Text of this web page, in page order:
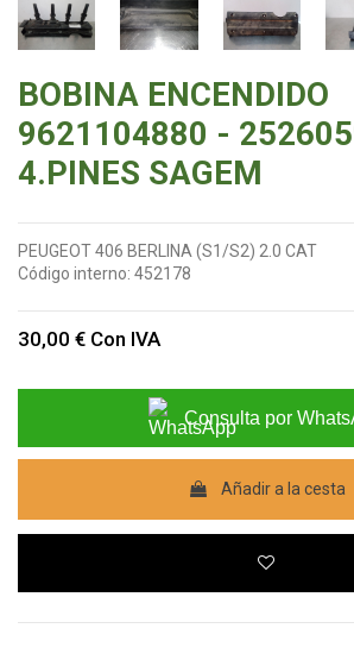
BOBINA ENCENDIDO
9621104880 -
4.PINES SAGEM
PEUGEOT 406 BERLINA (S1/S2) 2.0 CAT
Código interno: 452178
30,00 € Con IVA
Consulta por
Añadir a la cesta